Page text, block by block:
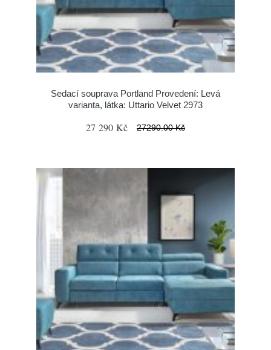
Sedací souprava Portland Provedení: Levá
varianta, látka: Uttario Velvet 2973
27 290 Kč 27290.00 Kč